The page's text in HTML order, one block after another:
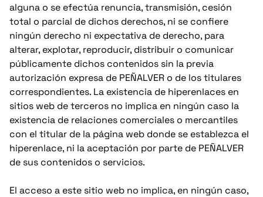
alguna o se efectúa renuncia, transmisión, cesión
total o parcial de dichos derechos, ni se confiere
ningún derecho ni expectativa de derecho, para
alterar, explotar, reproducir, distribuir o comunicar
públicamente dichos contenidos sin la previa
autorización expresa de PEÑALVER o de los titulares
correspondientes. La existencia de hiperenlaces en
sitios web de terceros no implica en ningún caso la
existencia de relaciones comerciales o mercantiles
con el titular de la página web donde se establezca el
hiperenlace, ni la aceptación por parte de PEÑALVER
de sus contenidos o servicios.
El acceso a este sitio web no implica, en ningún caso,